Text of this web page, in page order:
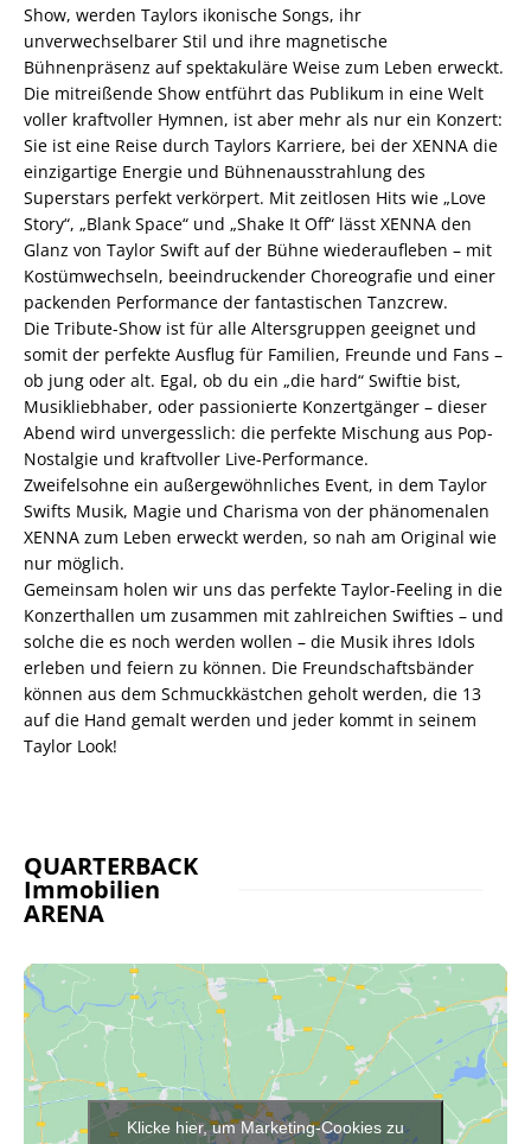
Show, werden Taylors ikonische Songs, ihr
unverwechselbarer Stil und ihre magnetische
Bühnenpräsenz auf spektakuläre Weise zum Leben erweckt.
Die mitreißende Show entführt das Publikum in eine Welt
voller kraftvoller Hymnen, ist aber mehr als nur ein Konzert:
Sie ist eine Reise durch Taylors Karriere, bei der XENNA die
einzigartige Energie und Bühnenausstrahlung des
Superstars perfekt verkörpert. Mit zeitlosen Hits wie „Love
Story“, „Blank Space“ und „Shake It Off“ lässt XENNA den
Glanz von Taylor Swift auf der Bühne wiederaufleben – mit
Kostümwechseln, beeindruckender Choreografie und einer
packenden Performance der fantastischen Tanzcrew.
Die Tribute-Show ist für alle Altersgruppen geeignet und
somit der perfekte Ausflug für Familien, Freunde und Fans –
ob jung oder alt. Egal, ob du ein „die hard“ Swiftie bist,
Musikliebhaber, oder passionierte Konzertgänger – dieser
Abend wird unvergesslich: die perfekte Mischung aus Pop-
Nostalgie und kraftvoller Live-Performance.
Zweifelsohne ein außergewöhnliches Event, in dem Taylor
Swifts Musik, Magie und Charisma von der phänomenalen
XENNA zum Leben erweckt werden, so nah am Original wie
nur möglich.
Gemeinsam holen wir uns das perfekte Taylor-Feeling in die
Konzerthallen um zusammen mit zahlreichen Swifties – und
solche die es noch werden wollen – die Musik ihres Idols
erleben und feiern zu können. Die Freundschaftsbänder
können aus dem Schmuckkästchen geholt werden, die 13
auf die Hand gemalt werden und jeder kommt in seinem
Taylor Look!
QUARTERBACK
Immobilien
ARENA
Klicke hier, um Marketing-Cookies zu